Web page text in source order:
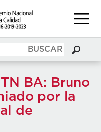
BA: Bruno
por la
de